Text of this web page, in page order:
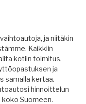
ja niitäkin
Kaikkiin
kotiin toimitus,
ja
samalla kertaa.
hinnoittelun
Suomeen.